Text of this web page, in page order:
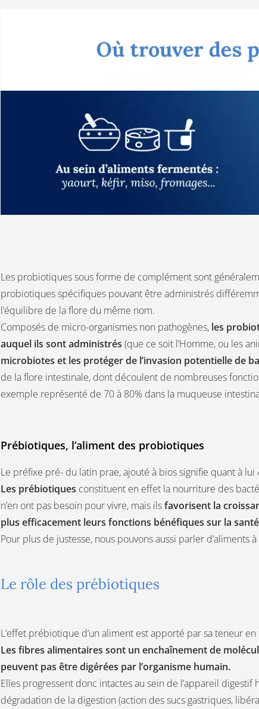
Les probiotiques sous forme de complément sont
probiotiques spécifiques pouvant être administrés
l’équilibre de la flore du même nom.
Composés de micro-organismes non pathogènes, les
auquel ils sont administrés (que ce soit l’Homme, ou les
microbiotes et les protéger de l’invasion potentielle de
de la flore intestinale, dont découlent de nombreuses
exemple représenté de 70 à 80% dans la muqueuse
Prébiotiques, l’aliment des probiotiques
Le préfixe pré- du latin prae, ajouté à bios signifie quant à
Les prébiotiques constituent en effet la nourriture des
n’en ont pas besoin pour vivre, mais ilsfavorisent la
plus efficacement leurs fonctions bénéfiques sur la santé
Pour plus de justesse, nous pouvons aussi parler d’aliments
Le rôle des prébiotiques
L’effet prébiotique d’un aliment est apporté par sa teneur en
Les fibres alimentaires sont un enchaînement de
peuvent pas être digérées par l’organisme humain.
Elles progressent donc intactes au sein de l’appareil
dégradation de la digestion (action des sucs gastriques,